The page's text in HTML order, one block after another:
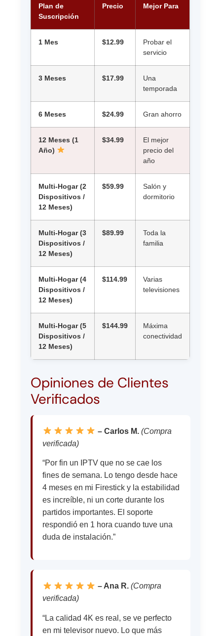
Plan de
Suscripción
Precio Mejor Para
1 Mes $12.99
Probar el
servicio
3 Meses $17.99
Una
temporada
6 Meses $24.99 Gran ahorro
12 Meses (1
Año)
$34.99
El mejor
precio del
año
Multi-Hogar (2
Dispositivos /
12 Meses)
$59.99
Salón y
dormitorio
Multi-Hogar (3
Dispositivos /
12 Meses)
$89.99
Toda la
familia
Multi-Hogar (4
Dispositivos /
12 Meses)
$114.99
Varias
televisiones
Multi-Hogar (5
Dispositivos /
12 Meses)
$144.99
Máxima
conectividad
Opiniones de Clientes
Verificados
– Carlos M. (Compra
verificada)
“Por fin un IPTV que no se cae los
fines de semana. Lo tengo desde hace
4 meses en mi Firestick y la estabilidad
es increíble, ni un corte durante los
partidos importantes. El soporte
respondió en 1 hora cuando tuve una
duda de instalación.”
– Ana R. (Compra
verificada)
“La calidad 4K es real, se ve perfecto
en mi televisor nuevo. Lo que más